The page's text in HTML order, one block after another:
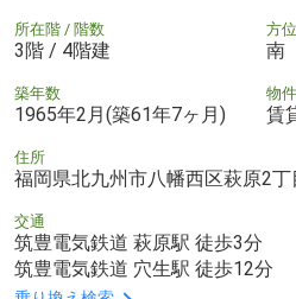
所在階 / 階数
3階 / 4階建
方位
南
築年数
1965年2月(築61年7ヶ月)
物
賃
住所
福岡県北九州市八幡西区萩原2
交通
筑豊電気鉄道 萩原駅 徒歩3分
筑豊電気鉄道 穴生駅 徒歩12分